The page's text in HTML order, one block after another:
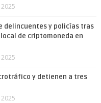
delincuentes y policías tras
de criptomoneda en
y detienen a tres